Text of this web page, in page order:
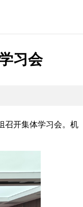
习会
召开集体学习会。机